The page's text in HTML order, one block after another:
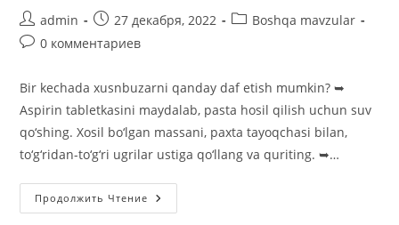
Автор
записи:
admin
Запись
опубликована:
27 декабря, 2022
Рубрика
Boshqa mavzular
Комментарии
записи:
0 комментариев
Bir kechada xusnbuzarni qanday daf etish mumkin? ➥
Aspirin tabletkasini maydalab, pasta hosil qilish uchun suv
qo‘shing. Xosil bo‘lgan massani, paxta tayoqchasi bilan,
to‘g‘ridan-to‘g‘ri ugrilar ustiga qo‘llang va quriting. ➥…
Продолжить Чтение Bir
Kechada